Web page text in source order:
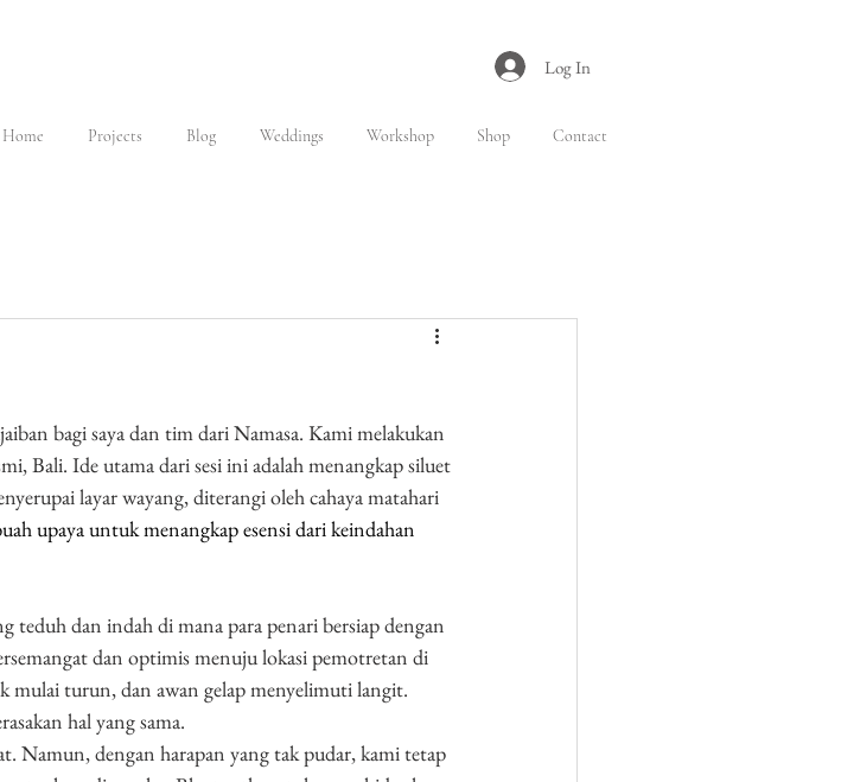
Log In
Home Projects Blog Weddings Workshop Shop Contact
bagi saya dan tim dari Namasa. Kami melakukan
Bali. Ide utama dari sesi ini adalah menangkap siluet
layar wayang, diterangi oleh cahaya matahari
upaya untuk menangkap esensi dari keindahan
teduh dan indah di mana para penari bersiap dengan
dan optimis menuju lokasi pemotretan di
turun, dan awan gelap menyelimuti langit.
hal yang sama.
Namun, dengan harapan yang tak pudar, kami tetap